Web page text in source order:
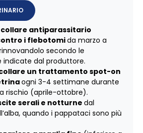
collare antiparassitario
i flebotomida marzo a
secondo le
indicate dal produttore.
un trattamento spot-on
ogni 3-4 settimane durante
rischio (aprile-ottobre).
serali e notturne dal
quando i pappataci sono più